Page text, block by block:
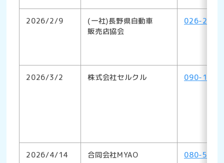
2026/2/9
(一社)長野県自動車
販売店協会
026-228-
2026/3/2 株式会社セルクル 090-
2026/4/14 合同会社MYAO 080-